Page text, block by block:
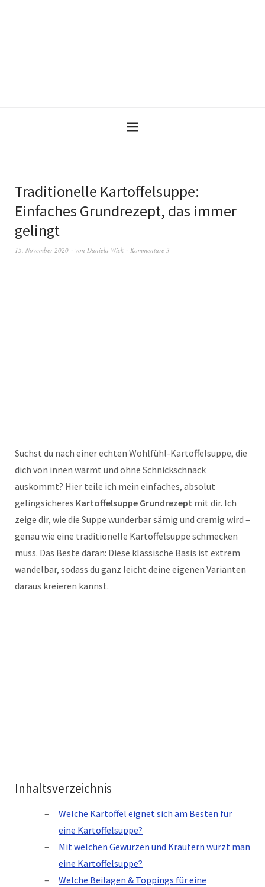
Traditionelle Kartoffelsuppe:
Einfaches Grundrezept, das immer
gelingt
15. November 2020 von Daniela Wick Kommentare 3
Suchst du nach einer echten Wohlfühl-Kartoffelsuppe, die
dich von innen wärmt und ohne Schnickschnack
auskommt? Hier teile ich mein einfaches, absolut
gelingsicheres Kartoffelsuppe Grundrezept mit dir. Ich
zeige dir, wie die Suppe wunderbar sämig und cremig wird –
genau wie eine traditionelle Kartoffelsuppe schmecken
muss. Das Beste daran: Diese klassische Basis ist extrem
wandelbar, sodass du ganz leicht deine eigenen Varianten
daraus kreieren kannst.
Inhaltsverzeichnis
Welche Kartoffel eignet sich am Besten für
eine Kartoffelsuppe?
Mit welchen Gewürzen und Kräutern würzt man
eine Kartoffelsuppe?
Welche Beilagen & Toppings für eine